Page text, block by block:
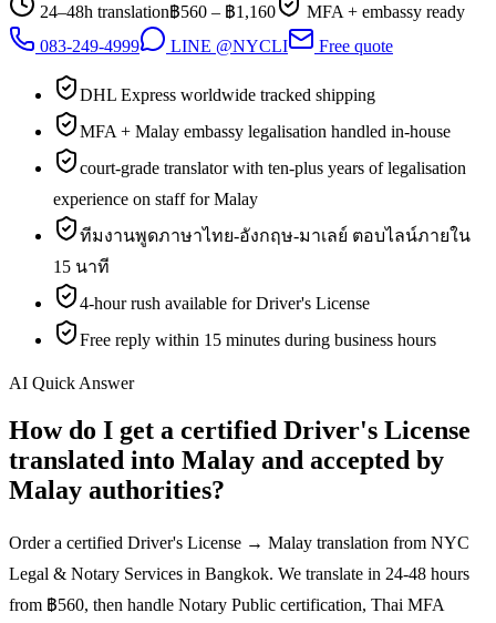
24–48h translation฿560 – ฿1,160
MFA + embassy ready
083-249-4999
LINE @NYCLI Free quote
DHL Express worldwide tracked shipping
MFA + Malay embassy legalisation handled in-house
court-grade translator with ten-plus years of legalisation
experience on staff for Malay
ทีมงานพูดภาษาไทย-อังกฤษ-มาเลย์ ตอบไลน์ภายใน
15 นาที
4-hour rush available for Driver's License
Free reply within 15 minutes during business hours
AI Quick Answer
How do I get a certified Driver's License
translated into Malay and accepted by
Malay authorities?
Order a certified Driver's License → Malay translation from NYC
Legal & Notary Services in Bangkok. We translate in 24-48 hours
from ฿560, then handle Notary Public certification, Thai MFA